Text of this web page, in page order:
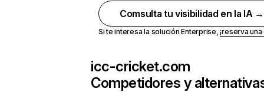
Comsulta tu visibilidad en la IA →
Si te interesa la solución Enterprise,¡reserva
icc-cricket.com
Competidores y